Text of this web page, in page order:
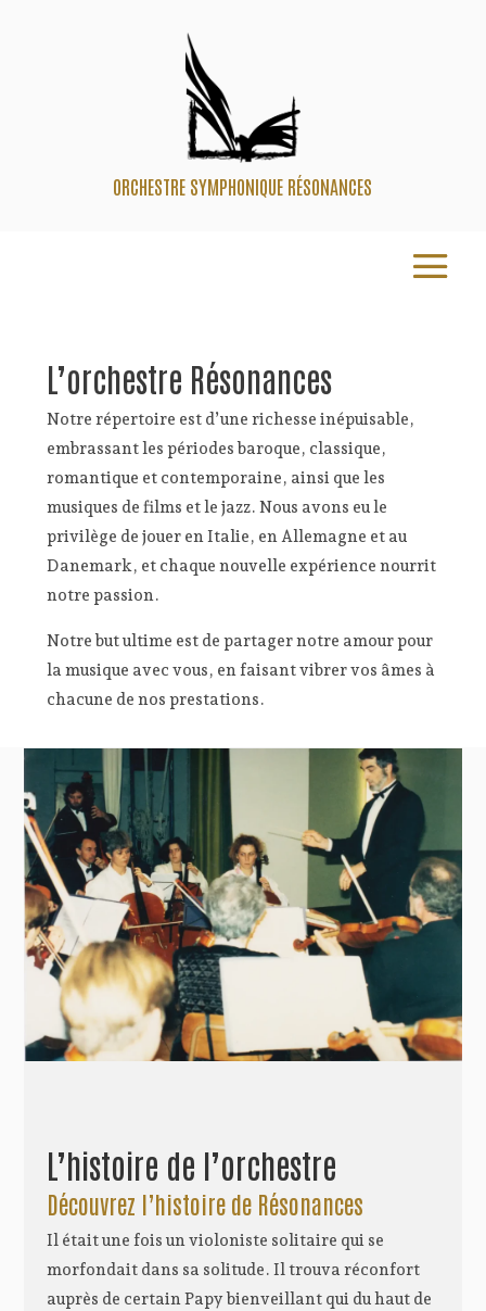
ORCHESTRE SYMPHONIQUE RÉSONANCES
L’orchestre Résonances
Notre répertoire est d’une richesse inépuisable,
embrassant les périodes baroque, classique,
romantique et contemporaine, ainsi que les
musiques de films et le jazz. Nous avons eu le
privilège de jouer en Italie, en Allemagne et au
Danemark, et chaque nouvelle expérience nourrit
notre passion.
Notre but ultime est de partager notre amour pour
la musique avec vous, en faisant vibrer vos âmes à
chacune de nos prestations.
L’histoire de l’orchestre
Découvrez l’histoire de Résonances
Il était une fois un violoniste solitaire qui se
morfondait dans sa solitude. Il trouva réconfort
auprès de certain Papy bienveillant qui du haut de